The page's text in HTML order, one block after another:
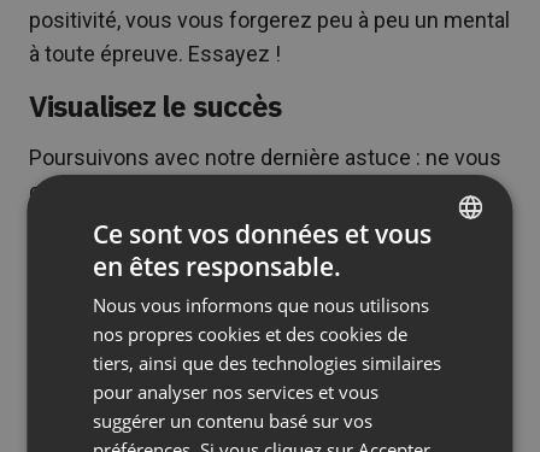
positivité, vous vous forgerez peu à peu un mental
à toute épreuve. Essayez !
Visualisez le succès
Poursuivons avec notre dernière astuce : ne vous
contentez pas de penser à vos
accomplissements via vos affirmations positives,
prenez également le temps de visualiser vos
La visualisation est une méthode puissante
capable de vous aider à venir à bout de votre
anxiété. Avant de vous placer face caméra,
fermez les yeux et « imaginez-vous » animer une
FRENCH
GERMAN
Ce sont vos données et vous
en êtes responsable.
Nous vous informons que nous utilisons
nos propres cookies et des cookies de
tiers, ainsi que des technologies similaires
pour analyser nos services et vous
suggérer un contenu basé sur vos